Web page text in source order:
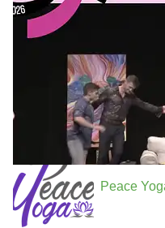
října 2026 Vstupenky již v
https://divadelnimlyn.cz/
Peace